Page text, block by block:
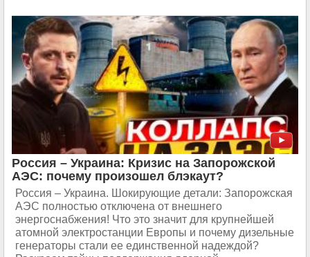
Россия – Украина: Кризис на Запорожской
АЭС: почему произошел блэкаут?
Россия – Украина. Шокирующие детали: Запорожская
АЭС полностью отключена от внешнего
энергоснабжения! Что это значит для крупнейшей
атомной электростанции Европы и почему дизельные
генераторы стали ее единственной надеждой?